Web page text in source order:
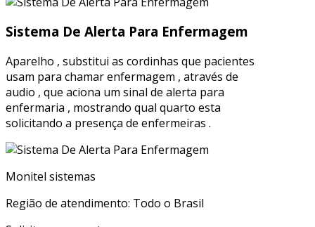
Sistema De Alerta Para Enfermagem
Aparelho , substitui as cordinhas que pacientes
usam para chamar enfermagem , através de
audio , que aciona um sinal de alerta para
enfermaria , mostrando qual quarto esta
solicitando a presença de enfermeiras .
Monitel sistemas
Região de atendimento: Todo o Brasil